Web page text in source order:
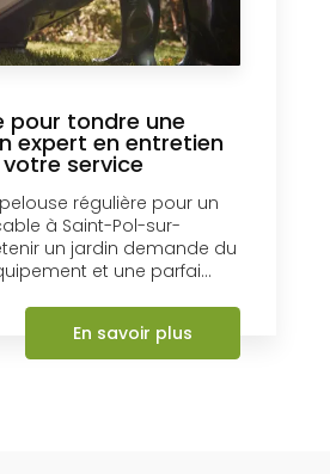
pour tondre une
expert en entretien
service
régulière pour un
à Saint-Pol-sur-
un jardin demande du
et une parfai...
En savoir plus